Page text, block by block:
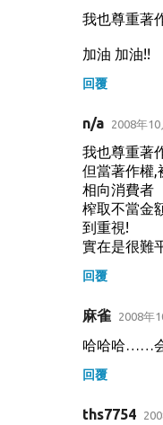
我也尊重著
加油 加油!!
回覆
n/a 2008年
我也尊重著
但當著作權,
相向消費者
榨取不當金
到重視!
實在是很難
回覆
麻雀 2008年
哈哈哈……
回覆
ths7754